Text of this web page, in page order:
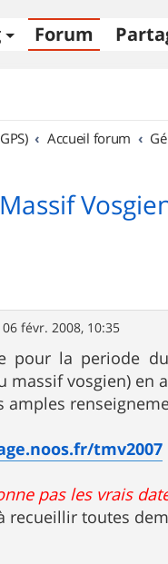
Forum
Accueil forum
06 févr. 2008, 10:35
pour la periode
massif vosgien) en
amples
tmv2007
pas les vrais
recueillir toutes